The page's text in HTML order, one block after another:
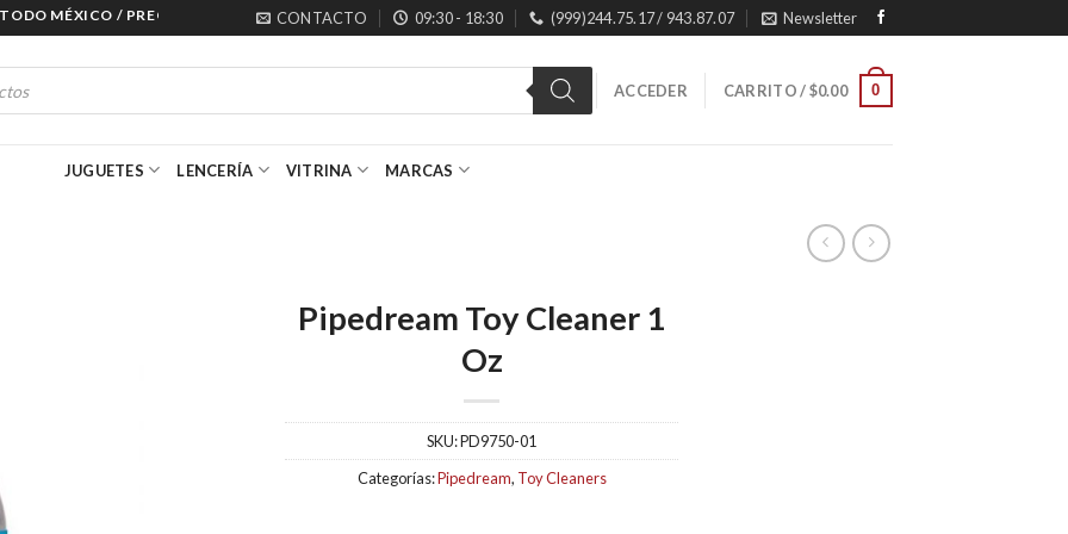
MÉXICO / PRECIOS ESPECIALES PARA MAYORISTAS
CONTACTO 09:30 - 18:30 (999)244.75.17 / 943.87.07 Newsletter
ACCEDER CARRITO /$0.00 0
JUGUETES LENCERÍA VITRINA MARCAS
Pipedream Toy Cleaner 1
Oz
SKU:PD9750-01
Categorías:Pipedream, Toy Cleaners